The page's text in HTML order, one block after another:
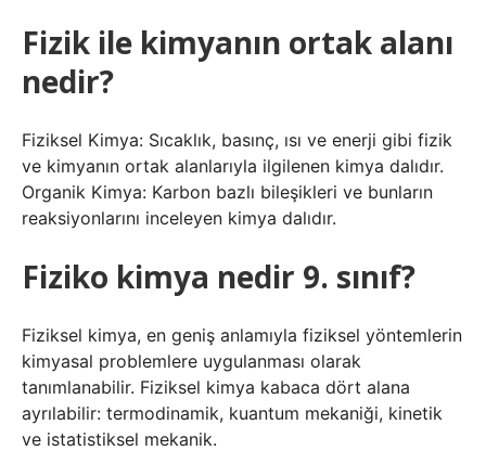
Fizik ile kimyanın ortak alanı
nedir?
Fiziksel Kimya: Sıcaklık, basınç, ısı ve enerji gibi fizik
ve kimyanın ortak alanlarıyla ilgilenen kimya dalıdır.
Organik Kimya: Karbon bazlı bileşikleri ve bunların
reaksiyonlarını inceleyen kimya dalıdır.
Fiziko kimya nedir 9. sınıf?
Fiziksel kimya, en geniş anlamıyla fiziksel yöntemlerin
kimyasal problemlere uygulanması olarak
tanımlanabilir. Fiziksel kimya kabaca dört alana
ayrılabilir: termodinamik, kuantum mekaniği, kinetik
ve istatistiksel mekanik.